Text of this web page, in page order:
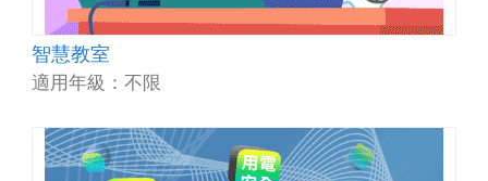
智慧教室
適用年級：不限